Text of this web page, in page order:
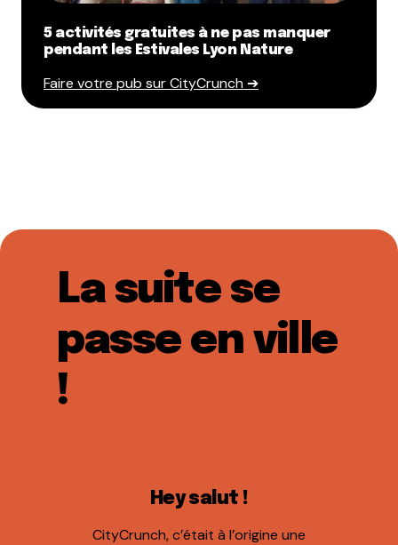
5 activités gratuites à ne pas manquer
pendant les Estivales Lyon Nature
Faire votre pub sur CityCrunch ➔
La suite se
passe en ville
!
Hey salut !
CityCrunch, c’était à l’origine une